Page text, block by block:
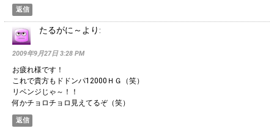
返信
たるがに～ より:
2009年9月27日 3:28 PM
お疲れ様です！
これで貴方もドドンパ12000ＨＧ（笑）
リベンジじゃ～！！
何かチョロチョロ見えてるぞ（笑）
返信